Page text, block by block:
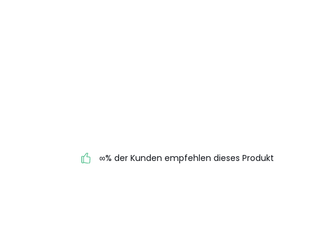
∞% der Kunden empfehlen dieses Produkt